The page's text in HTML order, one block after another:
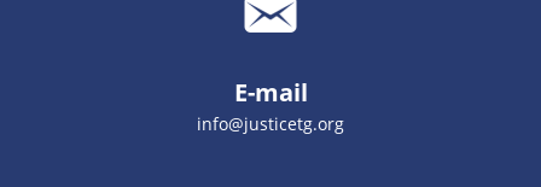
E-mail
info@justicetg.org